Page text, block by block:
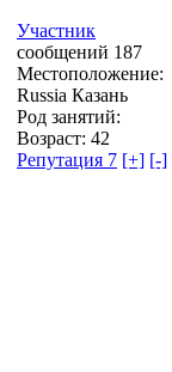
Участник
сообщений 187
Местоположение:
Russia Казань
Род занятий:
Возраст: 42
Репутация 7 [+] [-]